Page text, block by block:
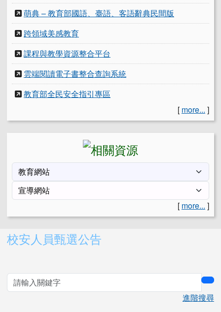
萌典 – 教育部國語、臺語、客語辭典民間版
跨領域美感教育
課程與教學資源整合平台
雲端閱讀電子書整合查詢系統
教育部全民安全指引專區
[ more... ]
[ more... ]
右邊區域內容
校安人員甄選公告
進階搜尋